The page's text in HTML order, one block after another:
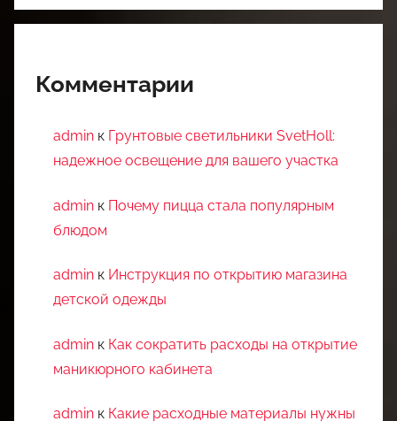
Комментарии
admin к Грунтовые светильники SvetHoll:
надежное освещение для вашего участка
admin к Почему пицца стала популярным
блюдом
admin к Инструкция по открытию магазина
детской одежды
admin к Как сократить расходы на открытие
маникюрного кабинета
admin к Какие расходные материалы нужны